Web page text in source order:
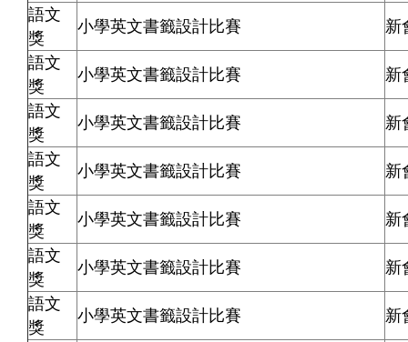
語文
獎
小學英文書籤設計比賽
新
語文
獎
小學英文書籤設計比賽
新
語文
獎
小學英文書籤設計比賽
新
語文
獎
小學英文書籤設計比賽
新
語文
獎
小學英文書籤設計比賽
新
語文
獎
小學英文書籤設計比賽
新
語文
獎
小學英文書籤設計比賽
新